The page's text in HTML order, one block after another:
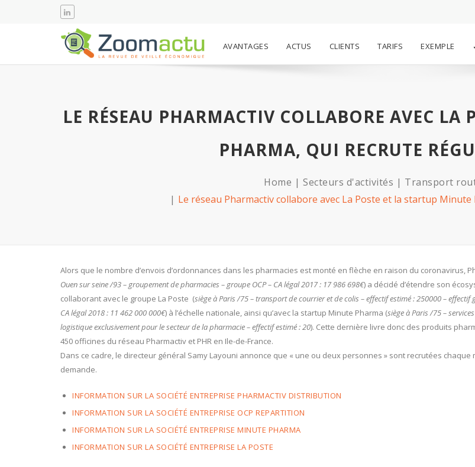
AVANTAGES ACTUS CLIENTS TARIFS EXEMPLE
LE RÉSEAU PHARMACTIV COLLABORE AVEC LA
PHARMA, QUI RECRUTE
Home Secteurs d'activités
Transport
Le réseau Pharmactiv collabore avec La Poste et la startup
Alors que le nombre d’envois d’ordonnances dans les pharmacies est monté en flèche en raison du coronavirus,
Ouen sur seine /93 – groupement de pharmacies – groupe OCP – CA légal 2017 : 17 986 698€) a décidé d’étendre son
collaborant avec le groupe La Poste (siège à Paris /75 – transport de courrier et de colis – effectif estimé : 250000 – effectif
CA légal 2018 : 11 462 000 000€) à l’échelle nationale, ainsi qu’avec la startup Minute Pharma (siège à Paris /75 –
logistique exclusivement pour le secteur de la pharmacie – effectif estimé : 20). Cette dernière livre donc des produits
450 officines du réseau Pharmactiv et PHR en Ile-de-France.
Dans ce cadre, le directeur général Samy Layouni annonce que « une ou deux personnes » sont recrutées
demande.
INFORMATION SUR LA SOCIÉTÉ ENTREPRISE PHARMACTIV DISTRIBUTION
INFORMATION SUR LA SOCIÉTÉ ENTREPRISE OCP REPARTITION
INFORMATION SUR LA SOCIÉTÉ ENTREPRISE MINUTE PHARMA
INFORMATION SUR LA SOCIÉTÉ ENTREPRISE LA POSTE